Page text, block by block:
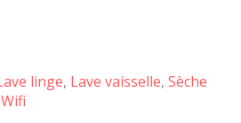
linge, Lave vaisselle, Sèche
Wifi